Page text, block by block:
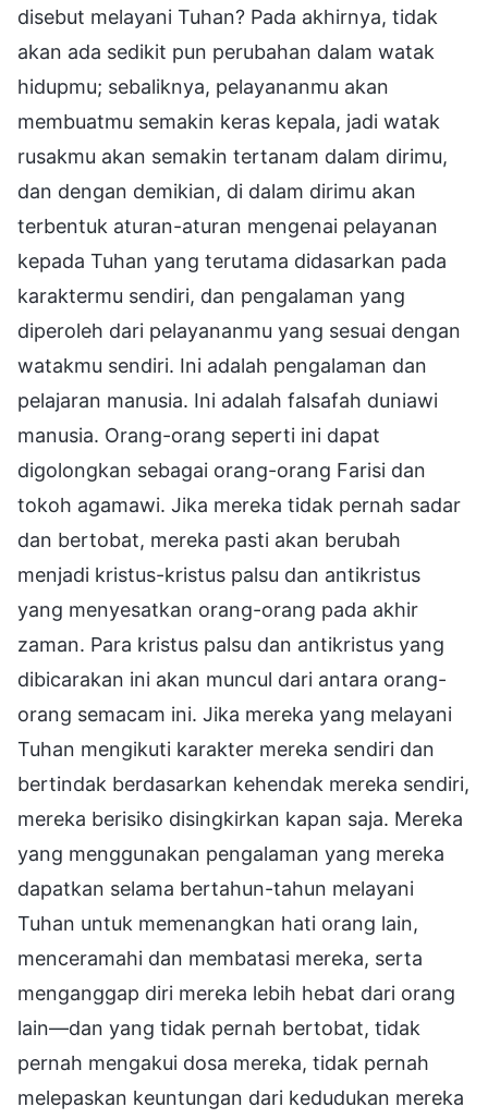
disebut melayani Tuhan? Pada akhirnya, tidak
akan ada sedikit pun perubahan dalam watak
hidupmu; sebaliknya, pelayananmu akan
membuatmu semakin keras kepala, jadi watak
rusakmu akan semakin tertanam dalam dirimu,
dan dengan demikian, di dalam dirimu akan
terbentuk aturan-aturan mengenai pelayanan
kepada Tuhan yang terutama didasarkan pada
karaktermu sendiri, dan pengalaman yang
diperoleh dari pelayananmu yang sesuai dengan
watakmu sendiri. Ini adalah pengalaman dan
pelajaran manusia. Ini adalah falsafah duniawi
manusia. Orang-orang seperti ini dapat
digolongkan sebagai orang-orang Farisi dan
tokoh agamawi. Jika mereka tidak pernah sadar
dan bertobat, mereka pasti akan berubah
menjadi kristus-kristus palsu dan antikristus
yang menyesatkan orang-orang pada akhir
zaman. Para kristus palsu dan antikristus yang
dibicarakan ini akan muncul dari antara orang-
orang semacam ini. Jika mereka yang melayani
Tuhan mengikuti karakter mereka sendiri dan
bertindak berdasarkan kehendak mereka sendiri,
mereka berisiko disingkirkan kapan saja. Mereka
yang menggunakan pengalaman yang mereka
dapatkan selama bertahun-tahun melayani
Tuhan untuk memenangkan hati orang lain,
menceramahi dan membatasi mereka, serta
menganggap diri mereka lebih hebat dari orang
lain—dan yang tidak pernah bertobat, tidak
pernah mengakui dosa mereka, tidak pernah
melepaskan keuntungan dari kedudukan mereka